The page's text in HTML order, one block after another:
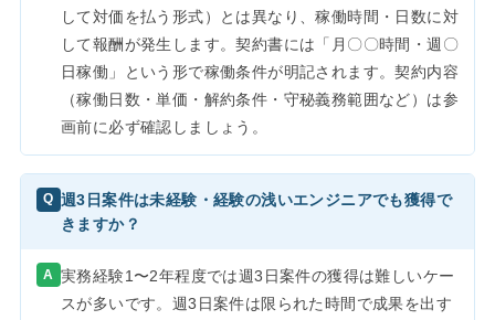
して対価を払う形式）とは異なり、稼働時間・日数に対
して報酬が発生します。契約書には「月〇〇時間・週〇
日稼働」という形で稼働条件が明記されます。契約内容
（稼働日数・単価・解約条件・守秘義務範囲など）は参
画前に必ず確認しましょう。
Q 週3日案件は未経験・経験の浅いエンジニアでも獲得で
きますか？
A 実務経験1〜2年程度では週3日案件の獲得は難しいケー
スが多いです。週3日案件は限られた時間で成果を出す